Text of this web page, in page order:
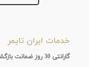
خدمات ایران تایمر
گارانتی 30 روز ضمانت بازگشت